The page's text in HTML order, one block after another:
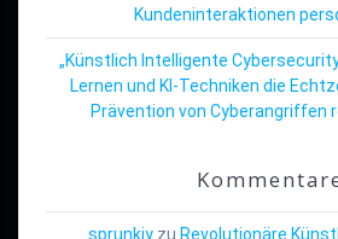
Kundeninteraktionen
„Künstlich Intelligente
Lernen und KI-Techniken die
Prävention von Cyberangriffen
sprunkiyzu Revolutionäre